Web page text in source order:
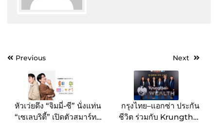
PostPrevious
หัวเว่ยดึง “จิมมี่-ซี” นั่งแท่น
“เซเลบริตี้” เปิดตัวสมาร์ท
Next
กรุงไทย–แอกซ่า ประกัน
ชีวิต ร่วมกับ Krungthai